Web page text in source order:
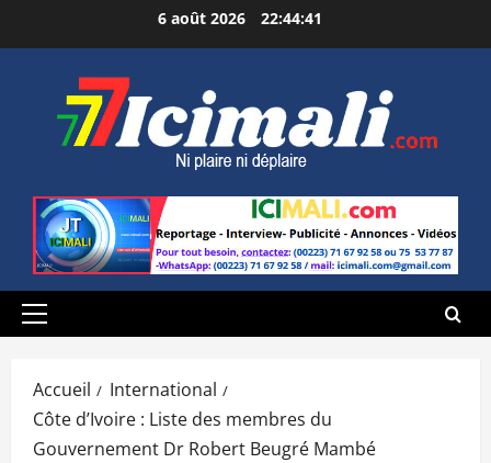
au
6 août 2026 22:44:42
Menu
Accueil
International
Côte d’Ivoire : Liste des membres du
Gouvernement Dr Robert Beugré Mambé